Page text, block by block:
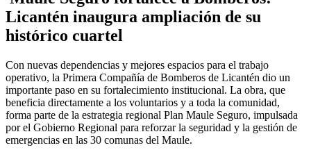
Licantén inaugura ampliación de su
histórico cuartel
Con nuevas dependencias y mejores espacios para el trabajo
operativo, la Primera Compañía de Bomberos de Licantén dio un
importante paso en su fortalecimiento institucional. La obra, que
beneficia directamente a los voluntarios y a toda la comunidad,
forma parte de la estrategia regional Plan Maule Seguro, impulsada
por el Gobierno Regional para reforzar la seguridad y la gestión de
emergencias en las 30 comunas del Maule.